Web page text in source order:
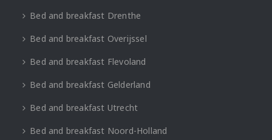
Bed and breakfast Drenthe
Bed and breakfast Overijssel
Bed and breakfast Flevoland
Bed and breakfast Gelderland
Bed and breakfast Utrecht
Bed and breakfast Noord-Holland